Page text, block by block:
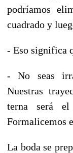
podríamos
cuadrado y
- Eso significa
- No seas
Nuestras
terna será
Formalicemos
La boda se